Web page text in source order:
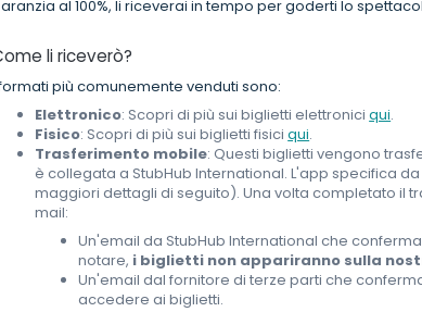
al 100%, li riceverai in tempo per goderti lo
li riceverò?
più comunemente venduti sono:
Elettronico: Scopri di più sui biglietti elettroniciqui.
Fisico: Scopri di più sui biglietti fisiciqui.
Trasferimento mobile: Questi biglietti vengono
è collegata a StubHub International. L'app specifica
maggiori dettagli di seguito). Una volta completato il
mail:
Un'email da StubHub International che
notare, i biglietti non appariranno sulla
Un'email dal fornitore di terze parti che
accedere ai biglietti.